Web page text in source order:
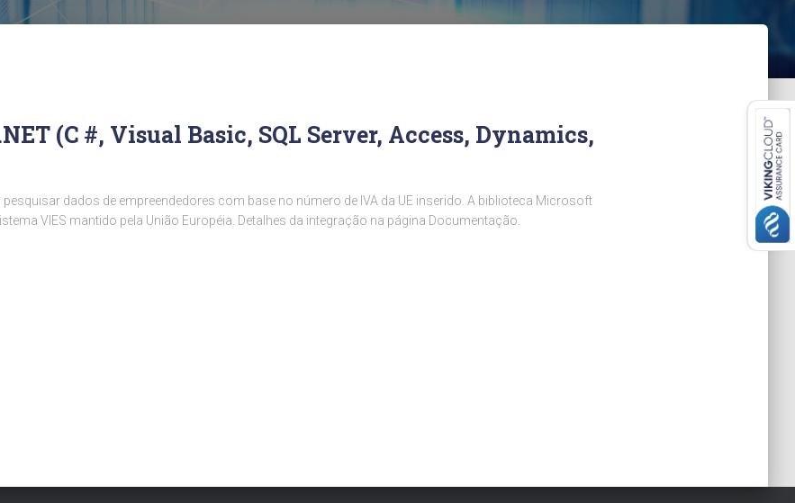
(C #, Visual Basic, SQL Server, Access, Dynamics,
dados de empreendedores com base no número de IVA da UE inserido. A biblioteca Microsoft
VIES mantido pela União Européia. Detalhes da integração na página Documentação.